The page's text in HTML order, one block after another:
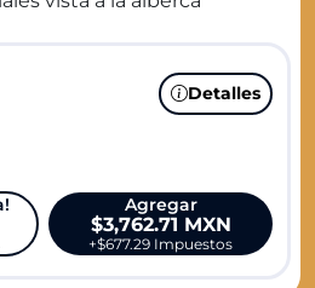
Detalles
Agregar
$3,762.71 MXN
+$677.29 Impuestos